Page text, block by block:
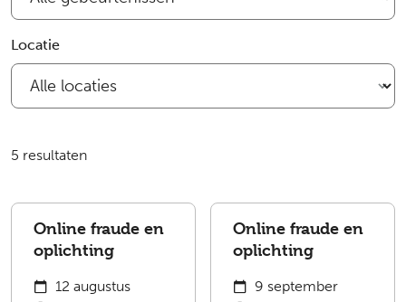
Locatie
5 resultaten
Online fraude en
oplichting
12 augustus
Online fraude en
oplichting
9 september